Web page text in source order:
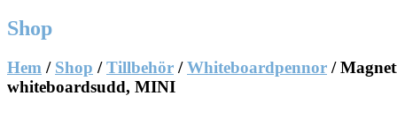
Shop
Hem / Shop /Tillbehör /Whiteboardpennor /
whiteboardsudd, MINI